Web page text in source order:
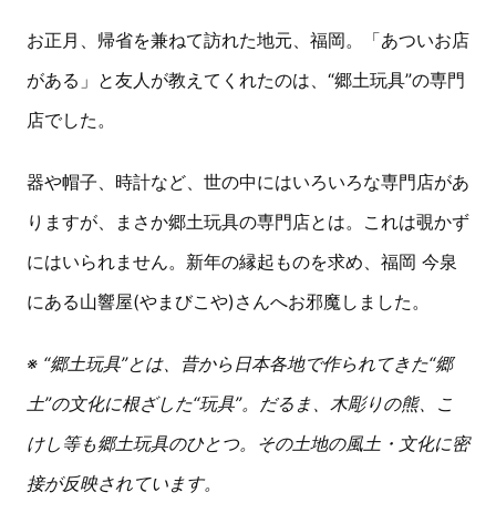
お正月、帰省を兼ねて訪れた地元、福岡。「あついお店
がある」と友人が教えてくれたのは、“郷土玩具”の専門
店でした。
器や帽子、時計など、世の中にはいろいろな専門店があ
りますが、まさか郷土玩具の専門店とは。これは覗かず
にはいられません。新年の縁起ものを求め、福岡 今泉
にある山響屋(やまびこや)さんへお邪魔しました。
※ “郷土玩具”とは、昔から日本各地で作られてきた“郷
土”の文化に根ざした“玩具”。だるま、木彫りの熊、こ
けし等も郷土玩具のひとつ。その土地の風土・文化に密
接が反映されています。